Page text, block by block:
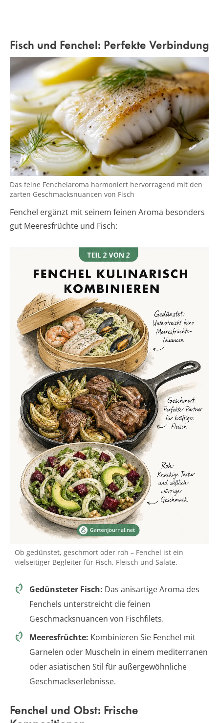
Fisch und Fenchel: Perfekte Verbindung
Das feine Fenchelaroma harmoniert hervorragend mit den
zarten Geschmacksnuancen von Fisch
Fenchel ergänzt mit seinem feinen Aroma besonders
gut Meeresfrüchte und Fisch:
Ob gedünstet, geschmort oder roh – Fenchel ist ein
vielseitiger Begleiter für Fisch, Fleisch und Salate.
Gedünsteter Fisch: Das anisartige Aroma des
Fenchels unterstreicht die feinen
Geschmacksnuancen von Fischfilets.
Meeresfrüchte: Kombinieren Sie Fenchel mit
Garnelen oder Muscheln in einem mediterranen
oder asiatischen Stil für außergewöhnliche
Geschmackserlebnisse.
Fenchel und Obst: Frische